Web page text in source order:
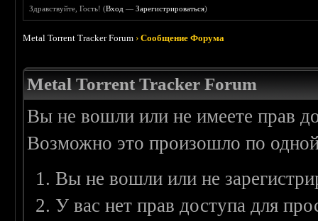
Здравствуйте, Гость! (Вход —Зарегистрироваться)
Metal Torrent Tracker Forum ›Сообщение Форума
Metal Torrent Tracker Forum
Вы не вошли или не имеете прав
Возможно это произошло по
Вы не вошли или не
У вас нет прав доступа для